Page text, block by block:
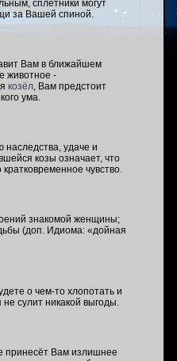
сплетники могут
за Вашей спиной.
Вам в ближайшем
животное -
козёл, Вам предстоит
ума.
наследства, удаче и
козы означает, что
чувство.
знакомой женщины;
(доп. Идиома: «дойная
о чем-то хлопотать и
сулит никакой выгоды.
принесёт Вам излишнее